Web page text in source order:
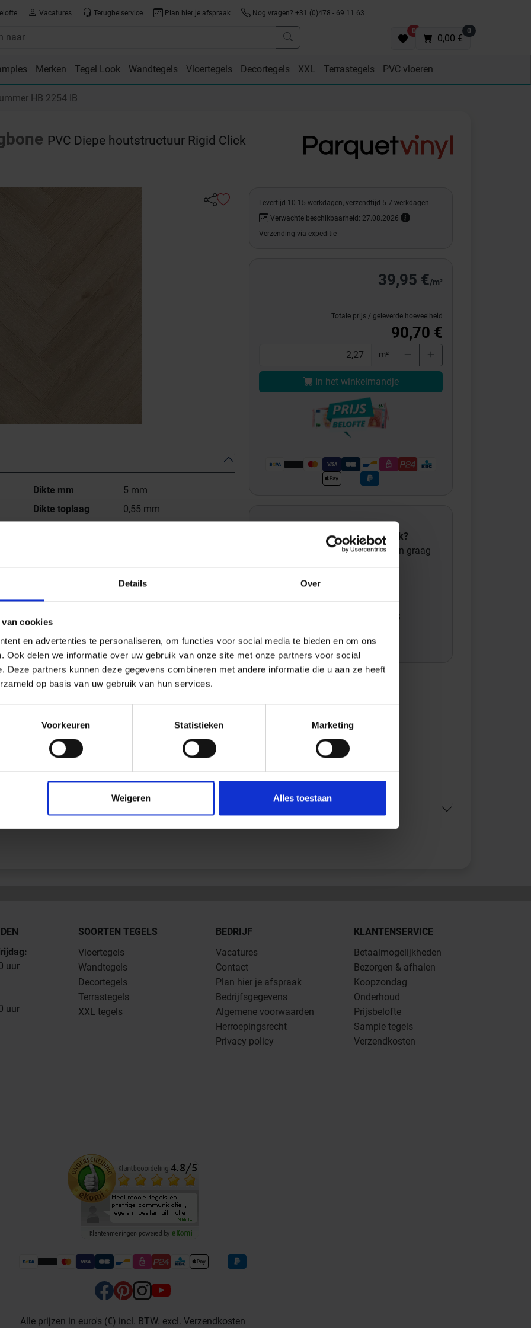
Details Over
van cookies
en advertenties te personaliseren, om functies voor social media te bieden en om ons
Ook delen we informatie over uw gebruik van onze site met onze partners voor social
Deze partners kunnen deze gegevens combineren met andere informatie die u aan ze heeft
op basis van uw gebruik van hun services.
Voorkeuren Statistieken Marketing
Weigeren Alles toestaan
Vacatures Terugbelservice Plan hier je afspraak Nog vragen? +31 (0)478 - 69 11 63
0 0
0,00 €
Merken Tegel Look Wandtegels Vloertegels Decortegels XXL Terrastegels PVC vloeren
HB 2254 IB
PVC Diepe houtstructuur Rigid Click
Dikte mm
5 mm
Dikte toplaag
0,55 mm
Vellingkant
V-groef 4-v
Rigid Click
Houtsoort / decor
Almond
Waterbestendig
Vloerverwarming
Ja
Gebruikersklasse
23, 33
houtstructuur Rigid Click Visgraat 61,5x12,3cm,
downloaden - PDF
Levertijd 10-15 werkdagen, verzendtijd 5-7 werkdagen
Verwachte beschikbaarheid: 27.08.2026
Verzending via expeditie
39,95 €/m²
Totale prijs / geleverde hoeveelheid
90,70 €
m²
In het winkelmandje
Wil je graag een afspraak?
Onze verkoopspecialisten staan graag
voor je klaar:
Di – Vr 09.00 – 18.00
+31 (0) 478 - 69 11 63
Productaanvraag
uur
uur
SOORTEN TEGELS
Vloertegels
Wandtegels
Decortegels
Terrastegels
XXL tegels
BEDRIJF
Vacatures
Contact
Plan hier je afspraak
Bedrijfsgegevens
Algemene voorwaarden
Herroepingsrecht
Privacy policy
KLANTENSERVICE
Betaalmogelijkheden
Bezorgen & afhalen
Koopzondag
Onderhoud
Prijsbelofte
Sample tegels
Verzendkosten
Alle prijzen in euro's (€) incl. BTW. excl. Verzendkosten